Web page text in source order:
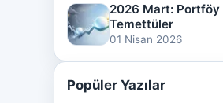
2026 Mart: Portföy
Temettüler
01 Nisan 2026
Popüler Yazılar